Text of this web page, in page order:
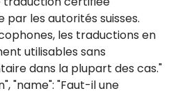
les autorités suisses.
les traductions en
utilisables sans
dans la plupart des cas."
"name": "Faut-il une